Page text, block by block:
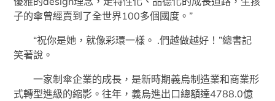
子的傘曾經賣到了全世界100多個國度。”
“祝你是她，就像彩環一樣。 .們越做越好！”總書記
笑著說。
一家制傘企業的成長，是新時期義烏制造業和商業形
式轉型進級的縮影。往年，義烏進出口總額達4788.0億